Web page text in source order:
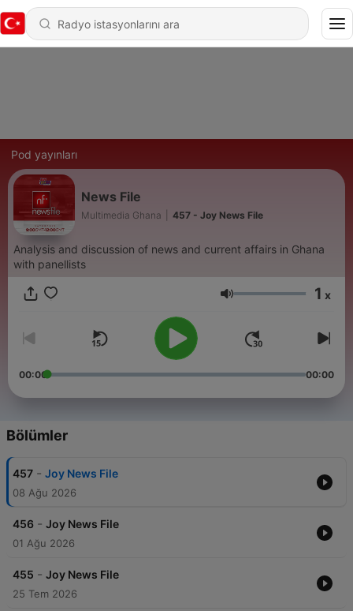
Pod yayınları
News File
Multimedia Ghana 457 - Joy News File
Analysis and discussion of news and current affairs in Ghana
with panellists
Ses 1 x
00:00 00:00
Bölümler
457 - Joy News File
08 Ağu 2026
456 - Joy News File
01 Ağu 2026
455 - Joy News File
25 Tem 2026